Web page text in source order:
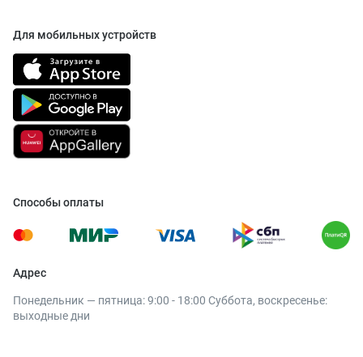
Для мобильных устройств
Способы оплаты
Адрес
Понедельник — пятница: 9:00 - 18:00 Суббота, воскресенье:
выходные дни